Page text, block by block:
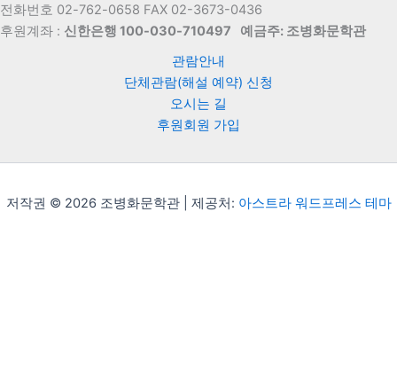
전화번호 02-762-0658 FAX 02-3673-0436
후원계좌 : 신한은행 100-030-710497
예금주: 조병화문학관
관람안내
단체관람(해설 예약) 신청
오시는 길
후원회원 가입
저작권 © 2026 조병화문학관 | 제공처: 아스트라 워드프레스 테마